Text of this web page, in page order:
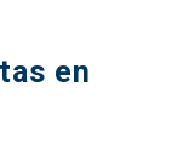
en